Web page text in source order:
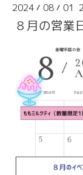
2024 / 08 / 01
８月の営業